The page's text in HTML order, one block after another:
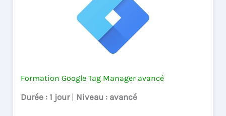
Formation Google Tag Manager avancé
Durée : 1 jour | Niveau : avancé